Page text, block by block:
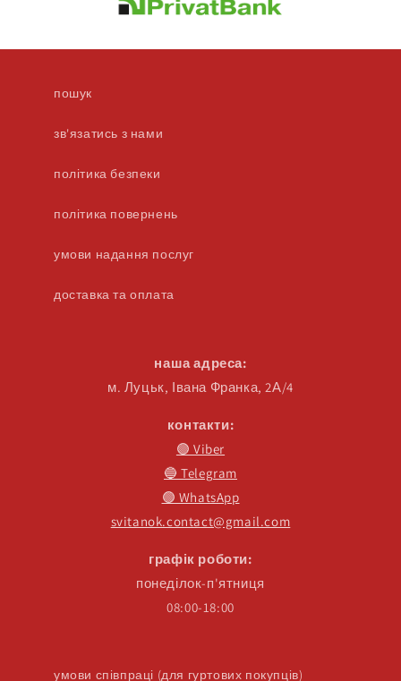
пошук
зв'язатись з нами
політика безпеки
політика повернень
умови надання послуг
доставка та оплата
наша адреса:
м. Луцьк, Івана Франка, 2А/4
контакти:
🟣 Viber
🔵 Telegram
🟢 WhatsApp
svitanok.contact@gmail.com
графік роботи:
понеділок-п'ятниця
08:00-18:00
умови співпраці (для гуртових покупців)